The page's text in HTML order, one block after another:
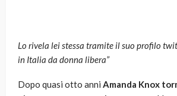
Lo rivela lei stessa tramite il suo profilo
in Italia da donna libera”
Dopo quasi otto anni Amanda Knox